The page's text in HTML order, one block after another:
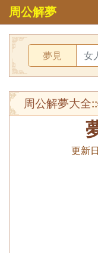
周公解夢
夢見
周公解夢大全::
更新